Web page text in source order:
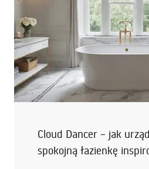
Cloud Dancer – jak
spokojną łazienkę